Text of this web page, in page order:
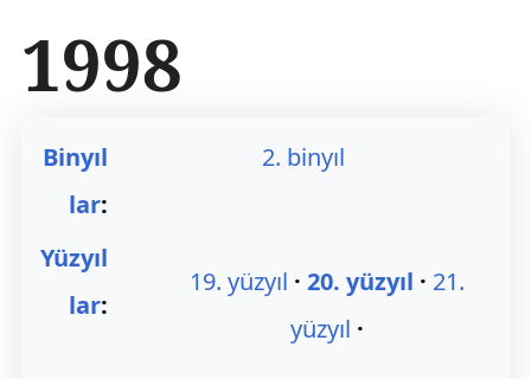
r
1998
Binyıl
lar:
2. binyıl
Yüzyıl
lar:
19. yüzyıl 20. yüzyıl
21.
yüzyıl